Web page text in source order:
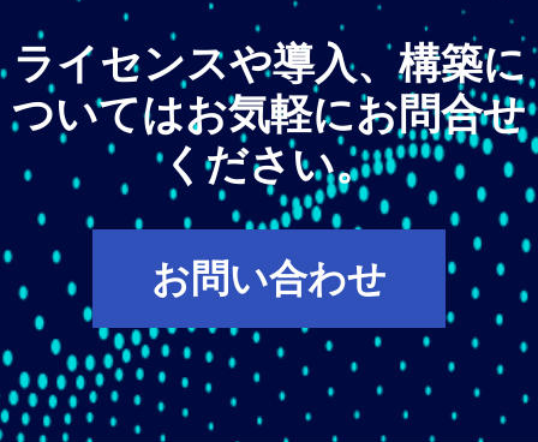
ライセンスや導入、構築に
ついてはお気軽にお問合せ
ください。
お問い合わせ